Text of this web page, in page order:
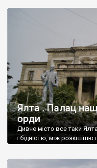
Ялта . Палац
орди
Дивне місто все таки
і бідністю, між розкішшю